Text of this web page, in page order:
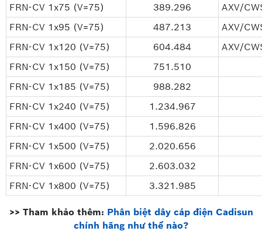
FRN-CV 1x75 (V=75)
389.296
AXV/
FRN-CV 1x95 (V=75)
487.213
AXV/
FRN-CV 1x120 (V=75)
604.484
AXV/
FRN-CV 1x150 (V=75)
751.510
FRN-CV 1x185 (V=75)
988.282
FRN-CV 1x240 (V=75)
1.234.967
FRN-CV 1x400 (V=75)
1.596.826
FRN-CV 1x500 (V=75)
2.020.656
FRN-CV 1x600 (V=75)
2.603.032
FRN-CV 1x800 (V=75)
3.321.985
>> Tham khảo thêm: Phân biệt dây cáp điện Cadisun
chính hãng như thế nào?